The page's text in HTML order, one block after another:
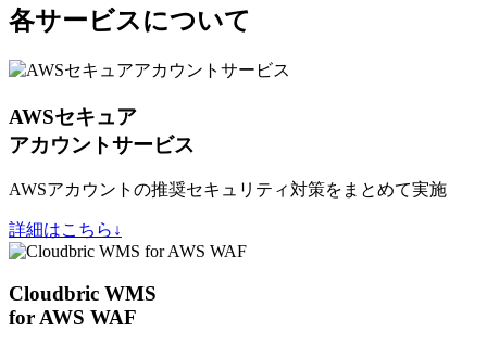
各サービスについて
AWSセキュア
アカウントサービス
AWSアカウントの推奨セキュリティ対策をまとめて実施
詳細はこちら↓
Cloudbric WMS
for AWS WAF